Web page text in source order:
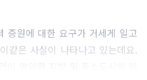
증원에 대한 요구가 거세게 일고
같은 사실이 나타나고 있는데요.